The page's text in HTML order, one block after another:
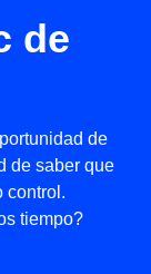
de
de
de saber que
control.
tiempo?